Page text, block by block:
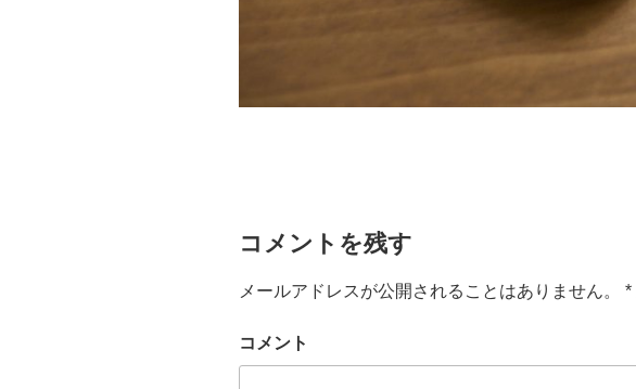
コメントを残す
メールアドレスが公開されることはありません。 *
コメント